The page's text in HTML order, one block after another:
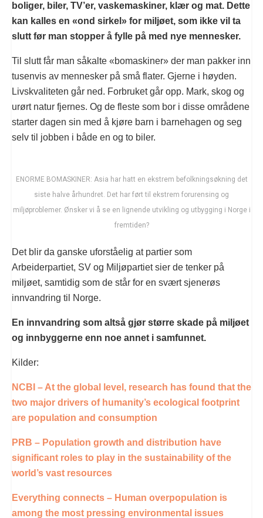
boliger, biler, TV’er, vaskemaskiner, klær og mat. Dette
kan kalles en «ond sirkel» for miljøet, som ikke vil ta
slutt før man stopper å fylle på med nye mennesker.
Til slutt får man såkalte «bomaskiner» der man pakker inn
tusenvis av mennesker på små flater. Gjerne i høyden.
Livskvaliteten går ned. Forbruket går opp. Mark, skog og
urørt natur fjernes. Og de fleste som bor i disse områdene
starter dagen sin med å kjøre barn i barnehagen og seg
selv til jobben i både en og to biler.
ENORME BOMASKINER: Asia har hatt en ekstrem befolkningsøkning det
siste halve århundret. Det har ført til ekstrem forurensing og
miljøproblemer. Ønsker vi å se en lignende utvikling og utbygging i Norge i
fremtiden?
Det blir da ganske uforståelig at partier som
Arbeiderpartiet, SV og Miljøpartiet sier de tenker på
miljøet, samtidig som de står for en svært sjenerøs
innvandring til Norge.
En innvandring som altså gjør større skade på miljøet
og innbyggerne enn noe annet i samfunnet.
Kilder:
NCBI – At the global level, research has found that the
two major drivers of humanity’s ecological footprint
are population and consumption
PRB – Population growth and distribution have
significant roles to play in the sustainability of the
world’s vast resources
Everything connects – Human overpopulation is
among the most pressing environmental issues